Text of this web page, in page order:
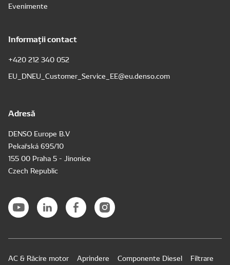
Evenimente
Informații contact
+420 212 340 052
EU_DNEU_Customer_Service_EE@eu.denso.com
Adresă
DENSO Europe B.V
Pekařská 695/10
155 00 Praha 5 - Jinonice
Czech Republic
AC & Răcire motor Aprindere Componente Diesel Filtrare